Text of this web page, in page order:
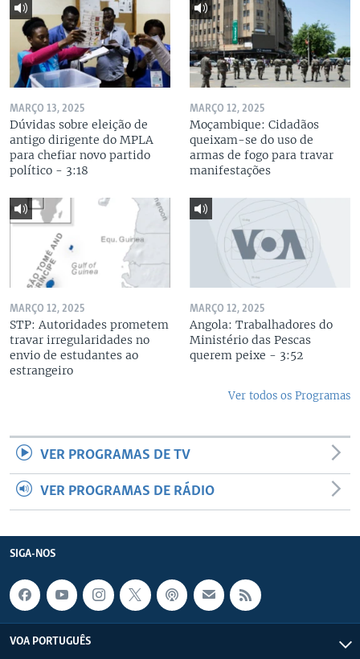
MARÇO 13, 2025
Dúvidas sobre eleição de
antigo dirigente do MPLA
para chefiar novo partido
político - 3:18
MARÇO 12, 2025
Moçambique: Cidadãos
queixam-se do uso de
armas de fogo para travar
manifestações
MARÇO 12, 2025
STP: Autoridades prometem
travar irregularidades no
envio de estudantes ao
estrangeiro
MARÇO 12, 2025
Angola: Trabalhadores do
Ministério das Pescas
querem peixe - 3:52
Ver todos os Programas
VER PROGRAMAS DE TV
VER PROGRAMAS DE RÁDIO
SIGA-NOS
VOA PORTUGUÊS